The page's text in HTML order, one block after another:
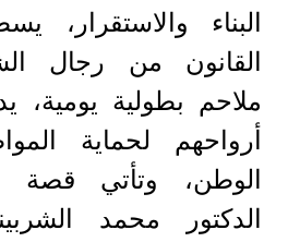
البناء والاستقرار،
القانون من رجال
ملاحم بطولية يومية،
أرواحهم لحماية
الوطن، وتأتي قصة
الدكتور محمد